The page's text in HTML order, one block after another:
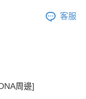
客服
周邊]